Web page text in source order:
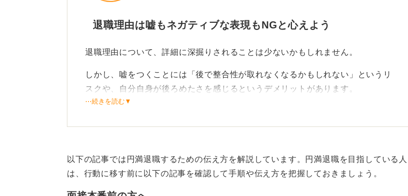
退職理由は嘘もネガティブな表現もNGと心えよう
退職理由について、詳細に深掘りされることは少ないかもしれません。
しかし、嘘をつくことには「後で整合性が取れなくなるかもしれない」というリ
スクや、自分自身が後ろめたさを感じるというデメリットがあります。
問題を起こすかもしれない」「他責的な人だ」という印象を与えかねません。
事実をポジティブな言葉に変換して伝えよう！
⋯続きを読む▼
以下の記事では円満退職するための伝え方を解説しています。円満退職を目指している人
は、行動に移す前に以下の記事を確認して手順や伝え方を把握しておきましょう。